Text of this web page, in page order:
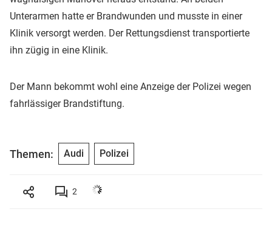
Unterarmen hatte er Brandwunden und musste in einer
Klinik versorgt werden. Der Rettungsdienst transportierte
ihn zügig in eine Klinik.
Der Mann bekommt wohl eine Anzeige der Polizei wegen
fahrlässiger Brandstiftung.
Themen: Audi Polizei
2